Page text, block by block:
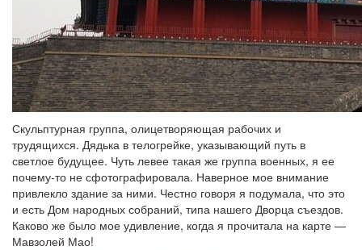
Скульптурная группа, олицетворяющая рабочих и
трудящихся. Дядька в телогрейке, указывающий путь в
светлое будущее. Чуть левее такая же группа военных, я ее
почему-то не сфотографировала. Наверное мое внимание
привлекло здание за ними. Честно говоря я подумала, что это
и есть Дом народных собраний, типа нашего Дворца съездов.
Каково же было мое удивление, когда я прочитала на карте —
Мавзолей Мао!